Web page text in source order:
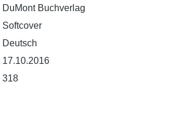
DuMont Buchverlag
Softcover
Deutsch
17.10.2016
318